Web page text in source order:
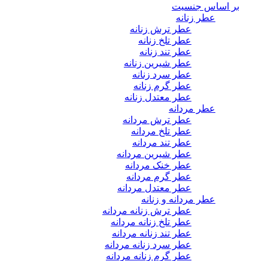
بر اساس جنسیت
عطر زنانه
عطر ترش زنانه
عطر تلخ زنانه
عطر تند زنانه
عطر شیرین زنانه
عطر سرد زنانه
عطر گرم زنانه
عطر معتدل زنانه
عطر مردانه
عطر ترش مردانه
عطر تلخ مردانه
عطر تند مردانه
عطر شیرین مردانه
عطر خنک مردانه
عطر گرم مردانه
عطر معتدل مردانه
عطر مردانه و زنانه
عطر ترش زنانه مردانه
عطر تلخ زنانه مردانه
عطر تند زنانه مردانه
عطر سرد زنانه مردانه
عطر گرم زنانه مردانه